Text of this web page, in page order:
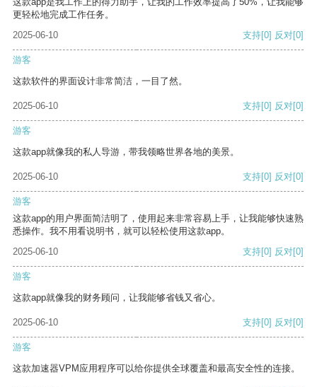
更轻松地完成工作任务。
2025-06-10
支持[0] 反对[0]
游客
这款软件的界面设计非常简洁，一目了然。
2025-06-10 支持[0] 反对[0]
游客
这款app就像我的私人导游，带我领略世界各地的美景。
2025-06-10 支持[0] 反对[0]
游客
这款app的用户界面简洁明了，使用起来非常容易上手，让我能够快速熟
悉操作。我不用看说明书，就可以轻松使用这款app。
2025-06-10
支持[0] 反对[0]
游客
这款app就像我的财务顾问，让我能够省钱又省心。
2025-06-10 支持[0] 反对[0]
游客
这款加速器VPM应用程序可以给你提供全球覆盖和最高安全性的连接。